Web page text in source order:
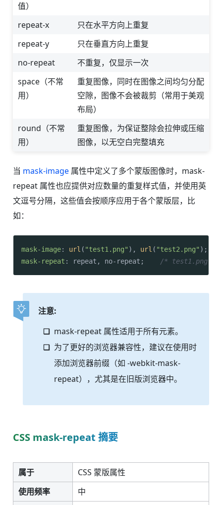
值）
repeat-x
只在水平方向上重复
repeat-y
只在垂直方向上重复
no-repeat
不重复，仅显示一次
space（不常
用）
重复图像，同时在图像之间均匀分配
空隙，图像不会被裁剪（常用于美观
布局）
round（不常
用）
重复图像，为保证整除会拉伸或压缩
图像，以无空白完整填充
当 mask-image 属性中定义了多个蒙版图像时，mask-
repeat 属性也应提供对应数量的重复样式值，并使用英
文逗号分隔，这些值会按顺序应用于各个蒙版层，比
如：
mask-image: url ( "test1.png" ), url ( "test2.png"
mask-repeat : repeat, no-repeat; /* test1.png 重
注意:
mask-repeat 属性适用于所有元素。
为了更好的浏览器兼容性，建议在使用时
添加浏览器前缀（如 -webkit-mask-
repeat），尤其是在旧版浏览器中。
CSS mask-repeat 摘要
属于
CSS 蒙版属性
使用频率
中